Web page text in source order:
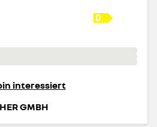
interessiert
GMBH